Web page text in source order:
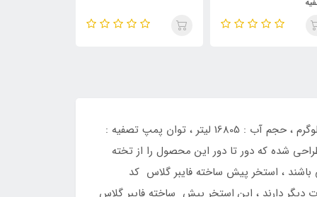
استخر پیش ساخته فایبر گلاس کد 28382 ، قطر : 488 سانتی متر ، ارتفاع : 124 سانتی متر ، قیمت : 0 تومان ، وزن : 232 کیلوگرم ، حجم آب : 16805 لیتر ، توان پمپ تصفیه :
شنی ، جنس این استخر پیش ساخته فایبر گلاس کد 28382 از فایبر گلاس طراحی شده که دور تا دور این محصول را از تخته
، استخر پیش ساخته فایبر گلاس کد
دیگر دارند ، این استخر پیش ساخته فایبر گلاس